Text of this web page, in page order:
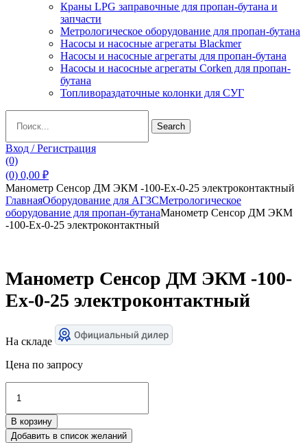
Краны LPG заправочные для пропан-бутана и
запчасти
Метрологическое оборудование для пропан-бутана
Насосы и насосные агрегаты Blackmer
Насосы и насосные агрегаты для пропан-бутана
Насосы и насосные агрегаты Corken для пропан-
бутана
Топливораздаточные колонки для СУГ
for:
Search
Вход / Регистрация
(0)
(0) 0,00 ₽
Манометр Сенсор ДМ ЭКМ -100-Ех-0-25 электроконтактный
ГлавнаяОборудование для АГЗСМетрологическое
оборудование для пропан-бутанаМанометр Сенсор ДМ ЭКМ
-100-Ех-0-25 электроконтактный
Манометр Сенсор ДМ ЭКМ -100-
Ех-0-25 электроконтактный
На складе
Цена по запросу
товара
Манометр
Сенсор
ДМ
В корзину
Добавить в список желаний